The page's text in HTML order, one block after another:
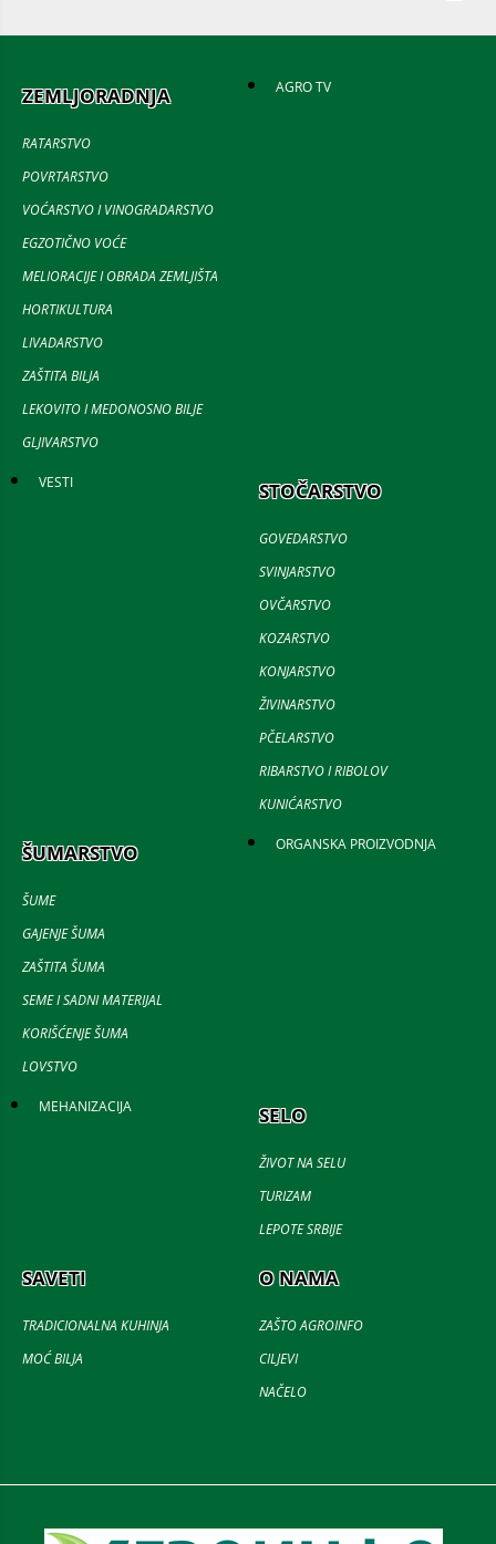
ZEMLJORADNJA
RATARSTVO
POVRTARSTVO
VOĆARSTVO I VINOGRADARSTVO
EGZOTIČNO VOĆE
MELIORACIJE I OBRADA ZEMLJIŠTA
HORTIKULTURA
LIVADARSTVO
ZAŠTITA BILJA
LEKOVITO I MEDONOSNO BILJE
GLJIVARSTVO
AGRO TV
VESTI STOČARSTVO
GOVEDARSTVO
SVINJARSTVO
OVČARSTVO
KOZARSTVO
KONJARSTVO
ŽIVINARSTVO
PČELARSTVO
RIBARSTVO I RIBOLOV
KUNIĆARSTVO
ŠUMARSTVO
ŠUME
GAJENJE ŠUMA
ZAŠTITA ŠUMA
SEME I SADNI MATERIJAL
KORIŠĆENJE ŠUMA
LOVSTVO
ORGANSKA PROIZVODNJA
MEHANIZACIJA SELO
ŽIVOT NA SELU
TURIZAM
LEPOTE SRBIJE
SAVETI
TRADICIONALNA KUHINJA
MOĆ BILJA
O NAMA
ZAŠTO AGROINFO
CILJEVI
NAČELO